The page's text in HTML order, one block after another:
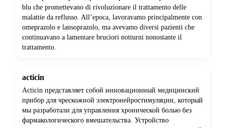
blu che promettevano di rivoluzionare il trattamento delle
malattie da reflusso. All’epoca, lavoravamo principalmente con
omeprazolo e lansoprazolo, ma avevamo diversi pazienti che
continuavano a lamentare bruciori notturni nonostante il
trattamento.
acticin
Acticin представляет собой инновационный медицинский
прибор для чрескожной электронейростимуляции, который
мы разработали для управления хронической болью без
фармакологического вмешательства. Устройство